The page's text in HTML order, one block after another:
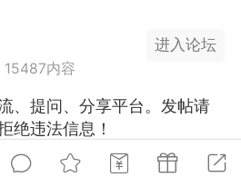
15487内容
进入论坛
、提问、分享平台。发帖请
绝违法信息！
正序